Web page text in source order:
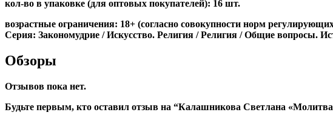
кол-во в упаковке (для оптовых покупателей): 16 шт.
возрастные ограничения: 18+ (согласно совокупности норм
Серия: Закономудрие / Искусство. Религия / Религия / Общие вопросы.
Обзоры
Отзывов пока нет.
Будьте первым, кто оставил отзыв на “Калашникова Светлана